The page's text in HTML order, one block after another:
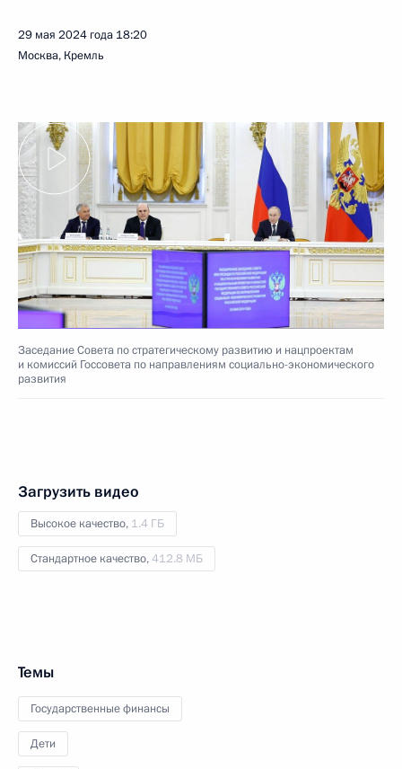
29 мая 2024 года 18:20
Москва, Кремль
Заседание Совета по стратегическому развитию и нацпроектам
и комиссий Госсовета по направлениям социально-экономического
развития
Загрузить видео
Высокое качество, 1.4 ГБ
Стандартное качество,412.8 МБ
Темы
Государственные финансы
Дети